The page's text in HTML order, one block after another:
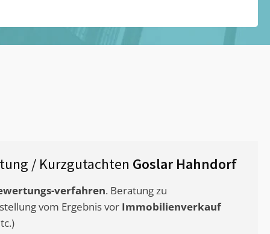
/ Kurzgutachten Goslar Hahndorf
verfahren. Beratung zu
vom Ergebnis vor Immobilienverkauf